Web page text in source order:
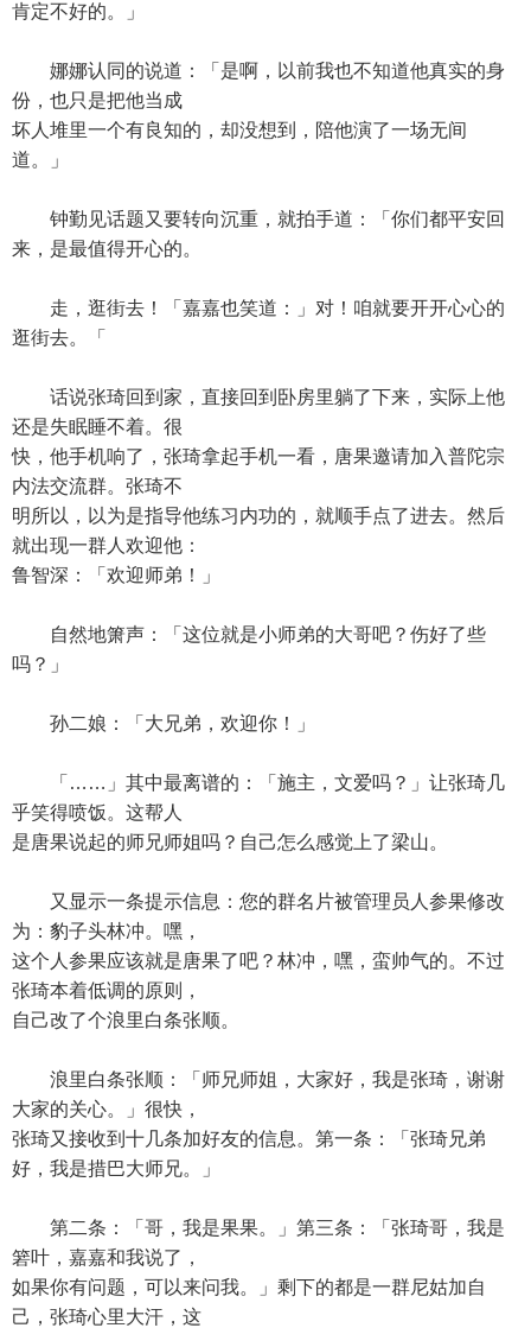
肯定不好的。」
娜娜认同的说道：「是啊，以前我也不知道他真实的身
份，也只是把他当成
坏人堆里一个有良知的，却没想到，陪他演了一场无间
道。」
钟勤见话题又要转向沉重，就拍手道：「你们都平安回
来，是最值得开心的。
走，逛街去！「嘉嘉也笑道：」对！咱就要开开心心的
逛街去。「
话说张琦回到家，直接回到卧房里躺了下来，实际上他
还是失眠睡不着。很
快，他手机响了，张琦拿起手机一看，唐果邀请加入普陀宗
内法交流群。张琦不
明所以，以为是指导他练习内功的，就顺手点了进去。然后
就出现一群人欢迎他：
鲁智深：「欢迎师弟！」
自然地箫声：「这位就是小师弟的大哥吧？伤好了些
吗？」
孙二娘：「大兄弟，欢迎你！」
「……」其中最离谱的：「施主，文爱吗？」让张琦几
乎笑得喷饭。这帮人
是唐果说起的师兄师姐吗？自己怎么感觉上了梁山。
又显示一条提示信息：您的群名片被管理员人参果修改
为：豹子头林冲。嘿，
这个人参果应该就是唐果了吧？林冲，嘿，蛮帅气的。不过
张琦本着低调的原则，
自己改了个浪里白条张顺。
浪里白条张顺：「师兄师姐，大家好，我是张琦，谢谢
大家的关心。」很快，
张琦又接收到十几条加好友的信息。第一条：「张琦兄弟
好，我是措巴大师兄。」
第二条：「哥，我是果果。」第三条：「张琦哥，我是
箬叶，嘉嘉和我说了，
如果你有问题，可以来问我。」剩下的都是一群尼姑加自
己，张琦心里大汗，这